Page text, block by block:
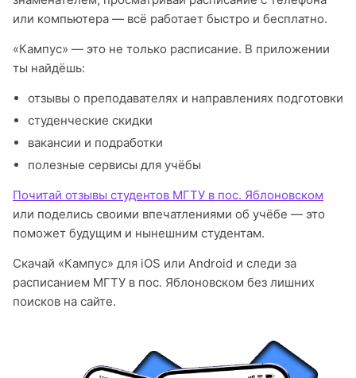
или компьютера — всё работает быстро и бесплатно.
«Кампус» — это не только расписание. В приложении
ты найдёшь:
отзывы о преподавателях и направлениях подготовки
студенческие скидки
вакансии и подработки
полезные сервисы для учёбы
Почитай отзывы студентов МГТУ в пос. Яблоновском
или поделись своими впечатлениями об учёбе — это
поможет будущим и нынешним студентам.
Скачай «Кампус» для iOS или Android и следи за
расписанием МГТУ в пос. Яблоновском без лишних
поисков на сайте.